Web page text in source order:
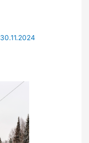
30.11.2024